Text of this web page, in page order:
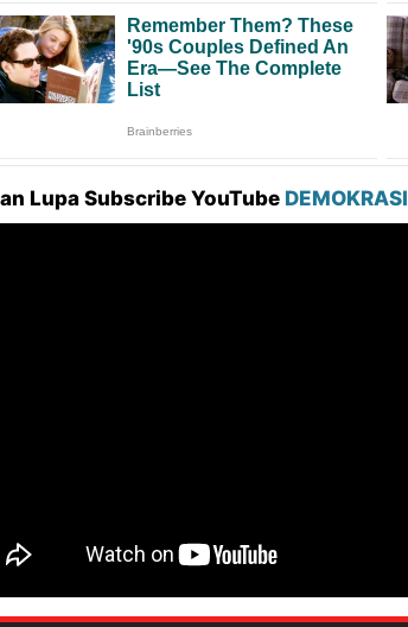
Lupa Subscribe YouTube DEMOKRASI